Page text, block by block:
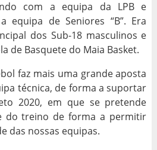
com a equipa da LPB e
equipa de Seniores “B”. Era
dos Sub-18 masculinos e
de Basquete do Maia Basket.
faz mais uma grande aposta
técnica, de forma a suportar
2020, em que se pretende
do treino de forma a permitir
das nossas equipas.